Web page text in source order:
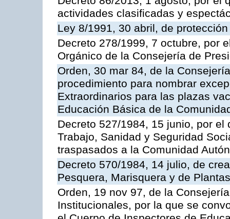
actividades clasificadas y
Ley 8/1991, 30 abril, de
Decreto 278/1999, 7 octubre, por
Orgánico de la Consejería de
Orden, 30 mar 84, de la
procedimiento para nombrar
Extraordinarios para las plazas
Educación Básica de la
Decreto 527/1984, 15 junio, por
Trabajo, Sanidad y Seguridad
traspasados a la Comunidad
Decreto 570/1984, 14 julio, de
Pesquera, Marisquera y de
Orden, 19 nov 97, de la
Institucionales, por la que se